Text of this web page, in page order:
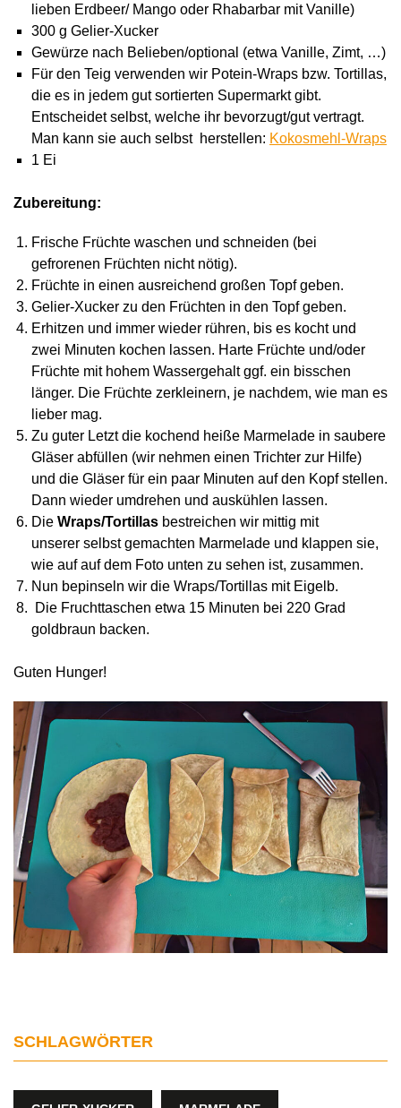
lieben Erdbeer/ Mango oder Rhabarbar mit Vanille)
300 g Gelier-Xucker
Gewürze nach Belieben/optional (etwa Vanille, Zimt, …)
Für den Teig verwenden wir Potein-Wraps bzw. Tortillas,
die es in jedem gut sortierten Supermarkt gibt.
Entscheidet selbst, welche ihr bevorzugt/gut vertragt.
Man kann sie auch selbst herstellen: Kokosmehl-Wraps
1 Ei
Zubereitung:
Frische Früchte waschen und schneiden (bei
gefrorenen Früchten nicht nötig).
Früchte in einen ausreichend großen Topf geben.
Gelier-Xucker zu den Früchten in den Topf geben.
Erhitzen und immer wieder rühren, bis es kocht und
zwei Minuten kochen lassen. Harte Früchte und/oder
Früchte mit hohem Wassergehalt ggf. ein bisschen
länger. Die Früchte zerkleinern, je nachdem, wie man es
lieber mag.
Zu guter Letzt die kochend heiße Marmelade in saubere
Gläser abfüllen (wir nehmen einen Trichter zur Hilfe)
und die Gläser für ein paar Minuten auf den Kopf stellen.
Dann wieder umdrehen und auskühlen lassen.
Die Wraps/Tortillas bestreichen wir mittig mit
unserer selbst gemachten Marmelade und klappen sie,
wie auf auf dem Foto unten zu sehen ist, zusammen.
Nun bepinseln wir die Wraps/Tortillas mit Eigelb.
Die Fruchttaschen etwa 15 Minuten bei 220 Grad
goldbraun backen.
Guten Hunger!
SCHLAGWÖRTER